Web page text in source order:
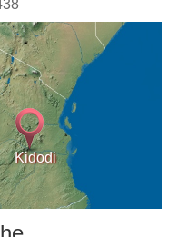
Kidodi